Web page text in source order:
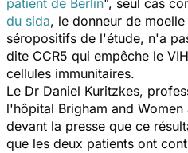
du sida, le donneur de
séropositifs de l'étude, n'a
dite CCR5 qui empêche le
cellules immunitaires.
Le Dr Daniel Kuritzkes,
l'hôpital Brigham and
devant la presse que ce
que les deux patients ont